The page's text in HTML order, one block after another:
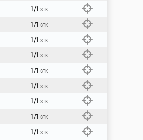
1/1 STK
1/1 STK
1/1 STK
1/1 STK
1/1 STK
1/1 STK
1/1 STK
1/1 STK
1/1 STK